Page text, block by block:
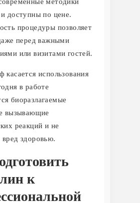
методики
доступны по цене.
процедуры позволяет
перед важными
или визитами гостей.
касается использования
в работе
биоразлагаемые
вызывающие
реакций и не
здоровью.
к